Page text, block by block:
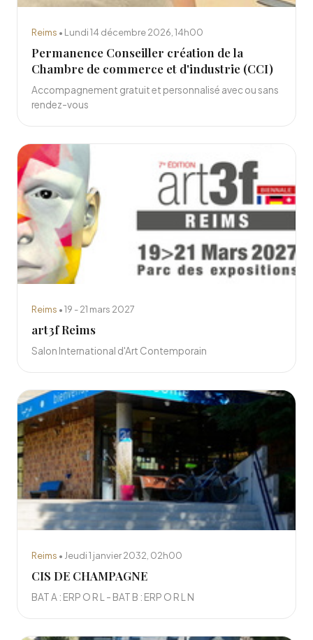
Reims • Lundi 14 décembre 2026, 14h00
Permanence Conseiller création de la
Chambre de commerce et d'industrie (CCI)
Accompagnement gratuit et personnalisé avec ou sans
rendez-vous
Reims • 19 - 21 mars 2027
art3f Reims
Salon International d'Art Contemporain
Reims • Jeudi 1 janvier 2032, 02h00
CIS DE CHAMPAGNE
BAT A : ERP O R L - BAT B : ERP O R L N